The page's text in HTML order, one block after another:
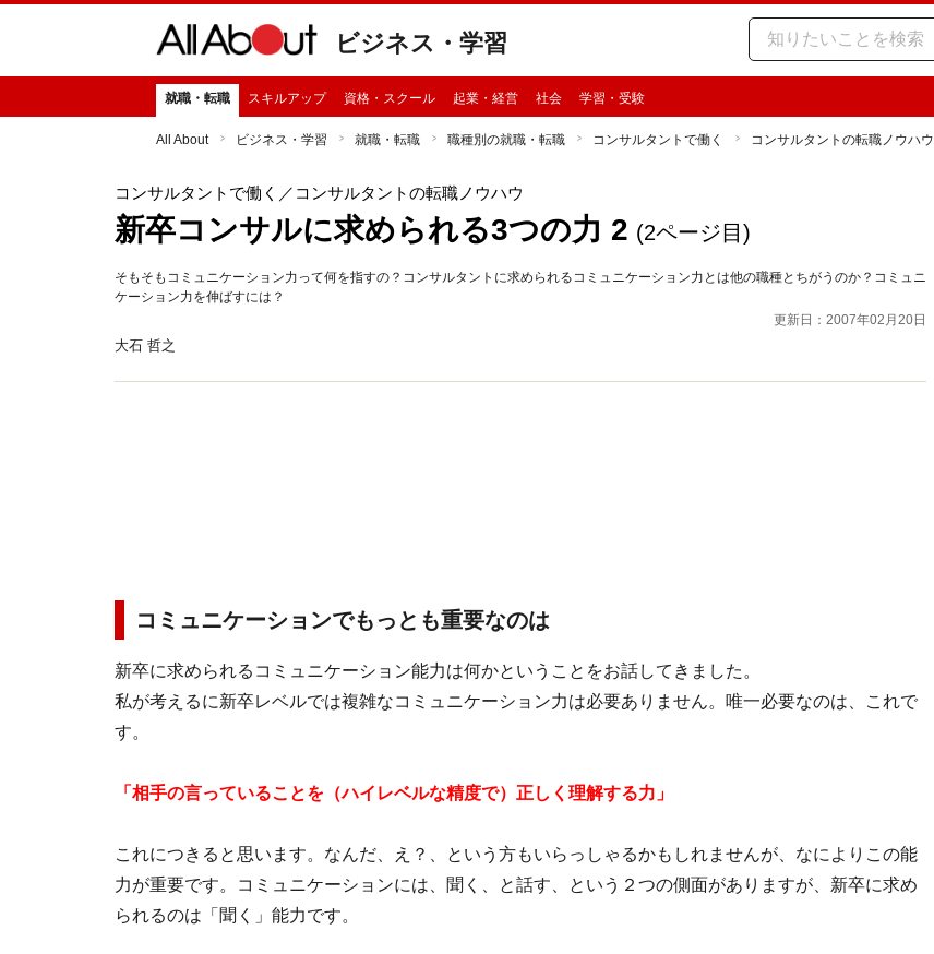
ビジネス・学習
就職・転職 スキルアップ 資格・スクール 起業・経営 社会 学習・受験
All About ビジネス・学習 就職・転職 職種別の就職・転職 コンサルタントで働く コンサルタントの転職ノウハウ
コンサルタントで働く ／コンサルタントの転職ノウハウ
新卒コンサルに求められる3つの力 2 (2ページ目)
そもそもコミュニケーション力って何を指すの？コンサルタントに求められるコミュニケーション力とは他の職種とちがうのか？コミュニ
ケーション力を伸ばすには？
更新日：2007年02月20日
大石 哲之
コミュニケーションでもっとも重要なのは
新卒に求められるコミュニケーション能力は何かということをお話してきました。
私が考えるに新卒レベルでは複雑なコミュニケーション力は必要ありません。唯一必要なのは、これで
す。
「相手の言っていることを（ハイレベルな精度で）正しく理解する力」
これにつきると思います。なんだ、え？、という方もいらっしゃるかもしれませんが、なによりこの能
力が重要です。コミュニケーションには、聞く、と話す、という２つの側面がありますが、新卒に求め
られるのは「聞く」能力です。